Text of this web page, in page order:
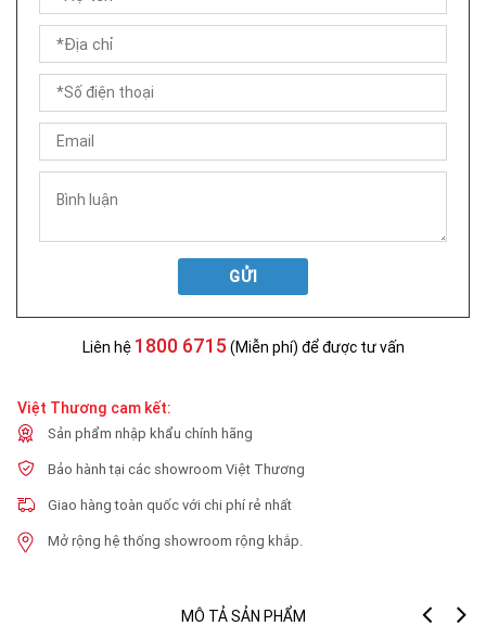
GỬI
Liên hệ 1800 6715 (Miễn phí) để được tư vấn
Việt Thương cam kết:
Sản phẩm nhập khẩu chính hãng
Bảo hành tại các showroom Việt Thương
Giao hàng toàn quốc với chi phí rẻ nhất
Mở rộng hệ thống showroom rộng khắp.
MÔ TẢ SẢN PHẨM